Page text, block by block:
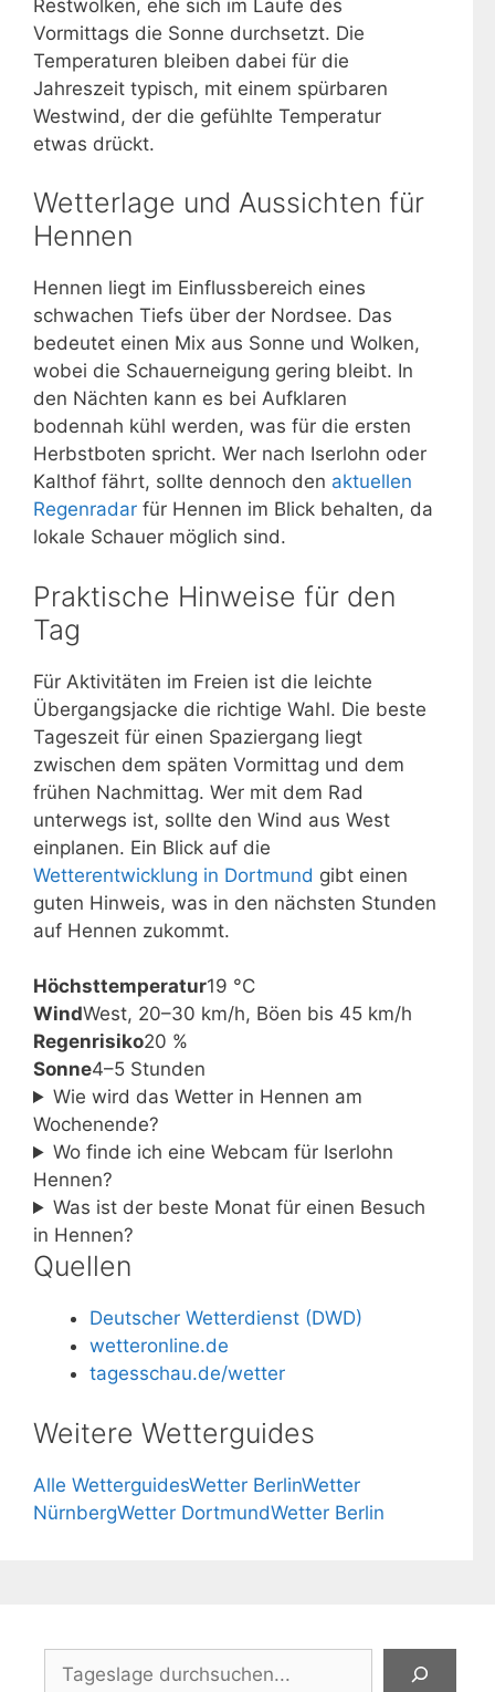
Restwolken, ehe sich im Laufe des
Vormittags die Sonne durchsetzt. Die
Temperaturen bleiben dabei für die
Jahreszeit typisch, mit einem spürbaren
Westwind, der die gefühlte Temperatur
etwas drückt.
Wetterlage und Aussichten für
Hennen
Hennen liegt im Einflussbereich eines
schwachen Tiefs über der Nordsee. Das
bedeutet einen Mix aus Sonne und Wolken,
wobei die Schauerneigung gering bleibt. In
den Nächten kann es bei Aufklaren
bodennah kühl werden, was für die ersten
Herbstboten spricht. Wer nach Iserlohn oder
Kalthof fährt, sollte dennoch den aktuellen
Regenradar für Hennen im Blick behalten, da
lokale Schauer möglich sind.
Praktische Hinweise für den
Tag
Für Aktivitäten im Freien ist die leichte
Übergangsjacke die richtige Wahl. Die beste
Tageszeit für einen Spaziergang liegt
zwischen dem späten Vormittag und dem
frühen Nachmittag. Wer mit dem Rad
unterwegs ist, sollte den Wind aus West
einplanen. Ein Blick auf die
Wetterentwicklung in Dortmund gibt einen
guten Hinweis, was in den nächsten Stunden
auf Hennen zukommt.
Höchsttemperatur19 °C
WindWest, 20–30 km/h, Böen bis 45 km/h
Regenrisiko20 %
Sonne4–5 Stunden
Wie wird das Wetter in Hennen am
Wochenende?
Wo finde ich eine Webcam für Iserlohn
Hennen?
Was ist der beste Monat für einen Besuch
in Hennen?
Quellen
Deutscher Wetterdienst (DWD)
wetteronline.de
tagesschau.de/wetter
Weitere Wetterguides
Alle WetterguidesWetter BerlinWetter
NürnbergWetter DortmundWetter Berlin